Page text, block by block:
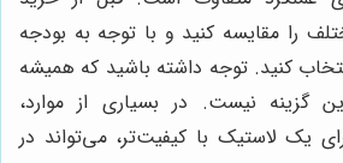
را مقایسه کنید و با توجه به بودجه
کنید. توجه داشته باشید که همیشه
گزینه نیست. در بسیاری از موارد،
یک لاستیک با کیفیت‌تر، می‌تواند در